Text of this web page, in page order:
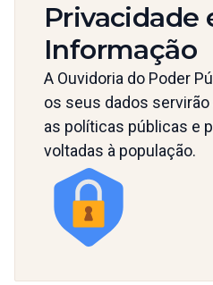
Privacidade
Informação
A Ouvidoria do Poder
os seus dados servirão
as políticas públicas e
voltadas à população.